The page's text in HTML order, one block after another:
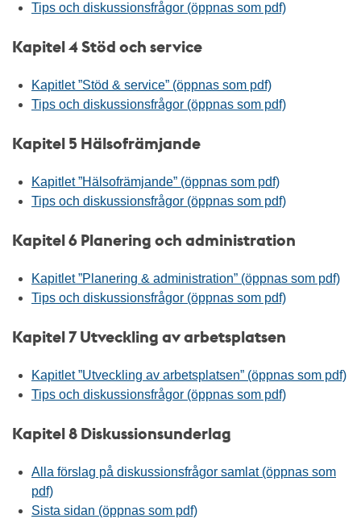
Tips och diskussionsfrågor (öppnas som pdf)
Kapitel 4 Stöd och service
Kapitlet ”Stöd & service” (öppnas som pdf)
Tips och diskussionsfrågor (öppnas som pdf)
Kapitel 5 Hälsofrämjande
Kapitlet ”Hälsofrämjande” (öppnas som pdf)
Tips och diskussionsfrågor (öppnas som pdf)
Kapitel 6 Planering och administration
Kapitlet ”Planering & administration” (öppnas som pdf)
Tips och diskussionsfrågor (öppnas som pdf)
Kapitel 7 Utveckling av arbetsplatsen
Kapitlet ”Utveckling av arbetsplatsen” (öppnas som pdf)
Tips och diskussionsfrågor (öppnas som pdf)
Kapitel 8 Diskussionsunderlag
Alla förslag på diskussionsfrågor samlat (öppnas som
pdf)
Sista sidan (öppnas som pdf)